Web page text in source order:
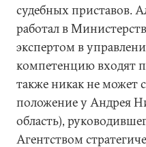
судебных приставов.
работал в
экспертом в
компетенцию входят
также никак не может
положение у Андрея
область),
Агентством